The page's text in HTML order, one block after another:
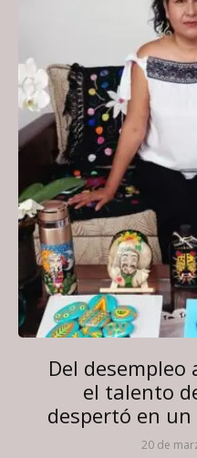
Del desempleo
el talento
despertó en
20 de